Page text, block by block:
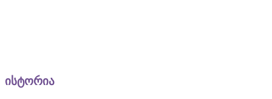
ისტორია